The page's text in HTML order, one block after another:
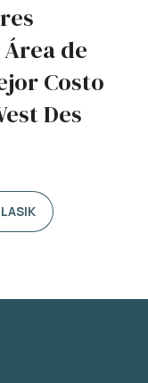
de
Costo
Des